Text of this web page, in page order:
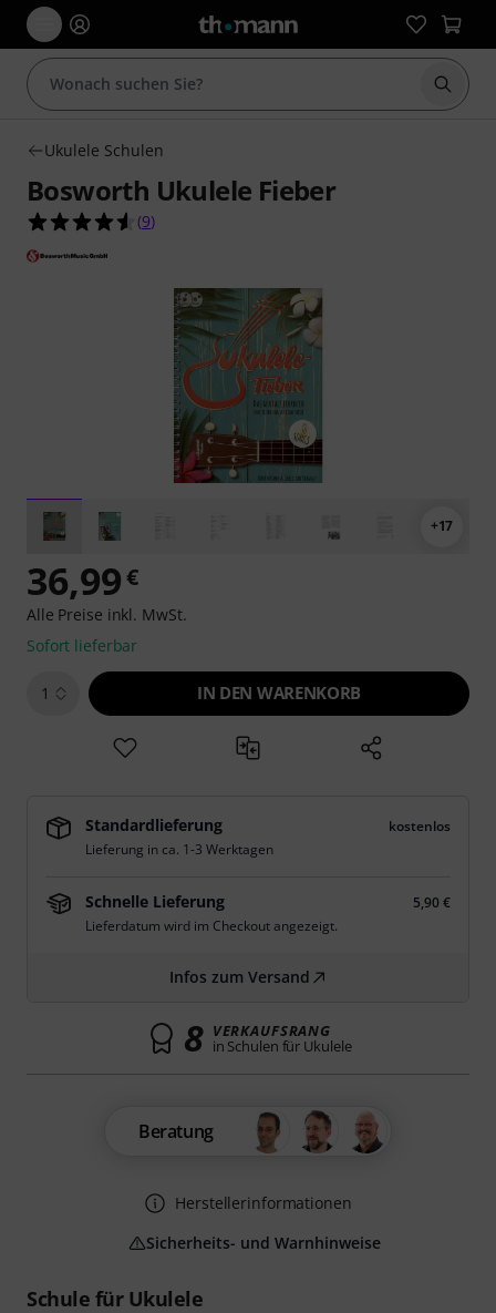
Suche
Ukulele Schulen
Bosworth Ukulele Fieber
4.6 von 5 Sternen aus 9 Kundenbewertungen
(9)
+17
Schule für Ukulele
36,99€
Alle Preise inkl. MwSt.
Sofort lieferbar
1 IN DEN WARENKORB
Standardlieferung
kostenlos
Lieferung in ca. 1-3 Werktagen
Schnelle Lieferung
5,90 €
Lieferdatum wird im Checkout angezeigt.
Infos zum Versand
8 VERKAUFSRANG
in Schulen für Ukulele
Beratung
Herstellerinformationen
Sicherheits- und Warnhinweise